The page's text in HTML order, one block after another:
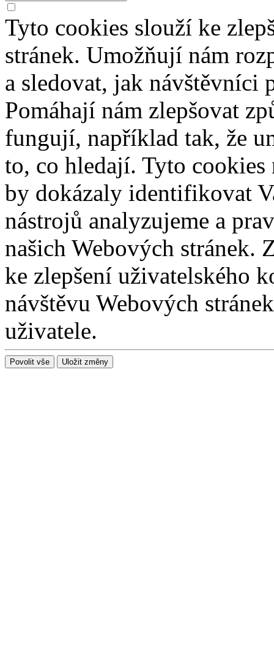
Tyto cookies slouží ke
stránek. Umožňují nám
a sledovat, jak návštěvníci
Pomáhají nám zlepšovat
fungují, například tak, že
to, co hledají. Tyto
by dokázaly identifikovat
nástrojů analyzujeme a
našich Webových stránek.
ke zlepšení uživatelského
návštěvu Webových
uživatele.
Povolit vše Uložit změny